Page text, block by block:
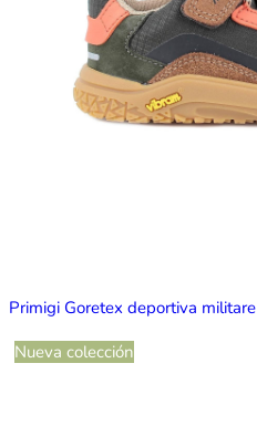
Primigi Goretex deportiva militare
Nueva colección